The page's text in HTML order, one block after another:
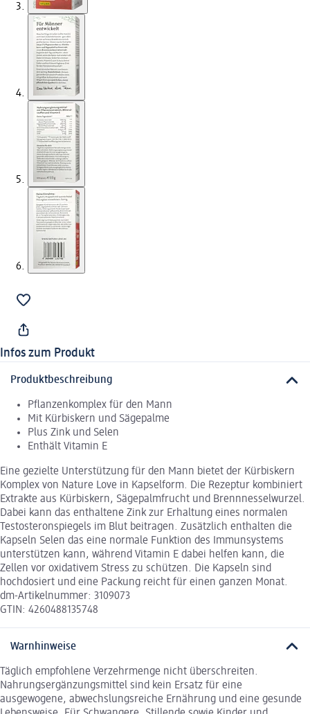
Infos zum Produkt
Produktbeschreibung
Pflanzenkomplex für den Mann
Mit Kürbiskern und Sägepalme
Plus Zink und Selen
Enthält Vitamin E
Eine gezielte Unterstützung für den Mann bietet der Kürbiskern
Komplex von Nature Love in Kapselform. Die Rezeptur kombiniert
Extrakte aus Kürbiskern, Sägepalmfrucht und Brennnesselwurzel.
Dabei kann das enthaltene Zink zur Erhaltung eines normalen
Testosteronspiegels im Blut beitragen. Zusätzlich enthalten die
Kapseln Selen das eine normale Funktion des Immunsystems
unterstützen kann, während Vitamin E dabei helfen kann, die
Zellen vor oxidativem Stress zu schützen. Die Kapseln sind
hochdosiert und eine Packung reicht für einen ganzen Monat.
dm-Artikelnummer: 3109073
GTIN: 4260488135748
Warnhinweise
Täglich empfohlene Verzehrmenge nicht überschreiten.
Nahrungsergänzungsmittel sind kein Ersatz für eine
ausgewogene, abwechslungsreiche Ernährung und eine gesunde